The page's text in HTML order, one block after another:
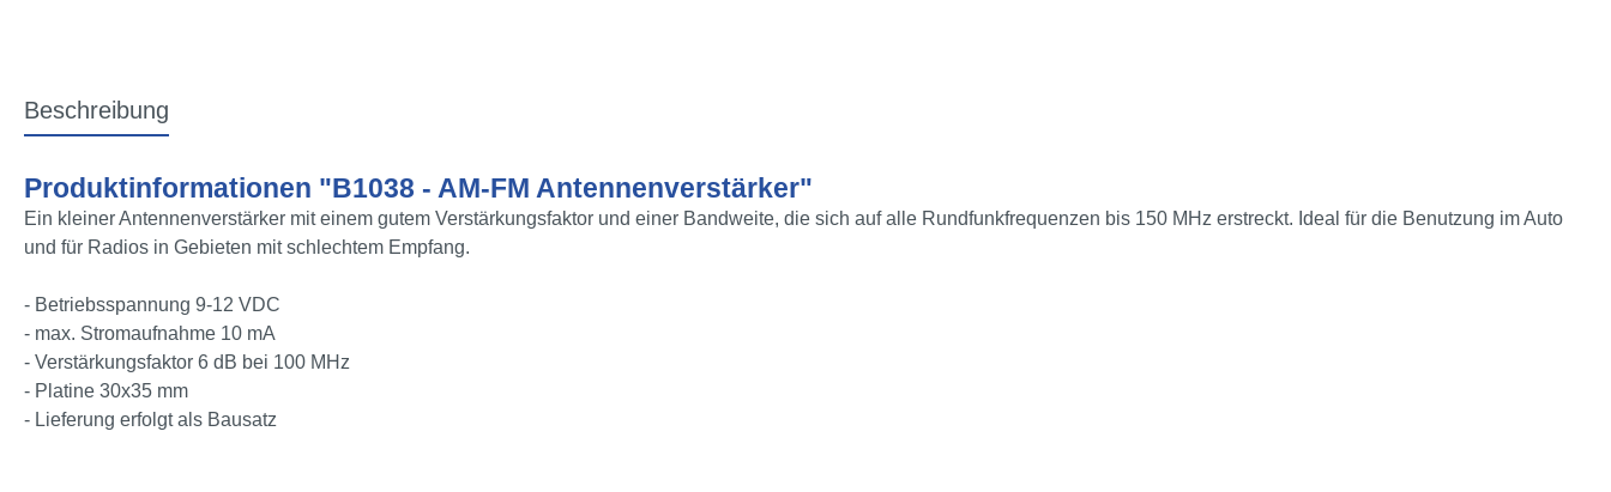
Beschreibung
Produktinformationen "B1038 - AM-FM Antennenverstärker"
Ein kleiner Antennenverstärker mit einem gutem Verstärkungsfaktor und einer Bandweite, die sich auf alle Rundfunkfrequenzen bis 150 MHz erstreckt. Ideal für die Benutzung im Auto
und für Radios in Gebieten mit schlechtem Empfang.
- Betriebsspannung 9-12 VDC
- max. Stromaufnahme 10 mA
- Verstärkungsfaktor 6 dB bei 100 MHz
- Platine 30x35 mm
- Lieferung erfolgt als Bausatz